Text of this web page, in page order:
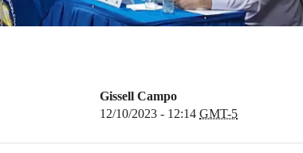
Gissell Campo
12/10/2023 - 12:14 GMT-5